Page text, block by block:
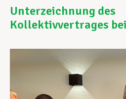
Ihre Rechte
Unterstützung im
Berufliche
Unterzeichnung des
Kollektivvertrages